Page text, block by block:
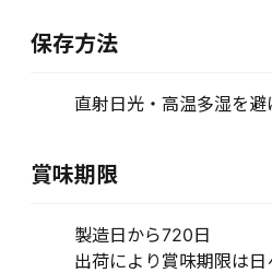
保存方法
直射日光・高温多湿を避
賞味期限
製造日から720日
出荷により賞味期限は